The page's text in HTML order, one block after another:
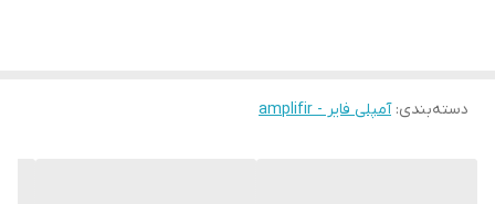
دسته‌بندی:آمپلی فایر - amplifir